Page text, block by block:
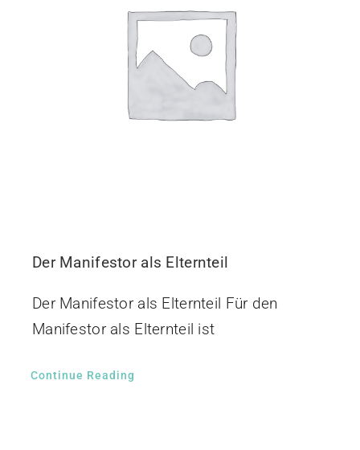
Der Manifestor als Elternteil
Der Manifestor als Elternteil Für den
Manifestor als Elternteil ist
Continue Reading